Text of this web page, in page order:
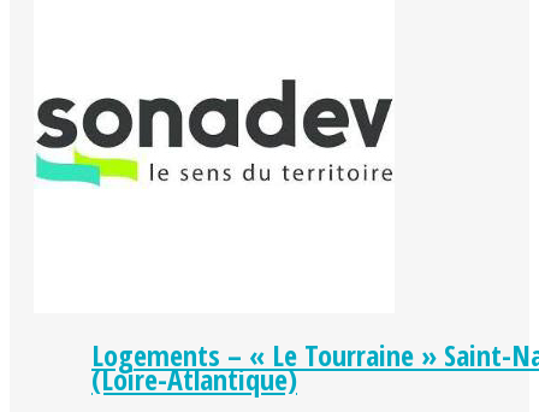
Logements – « Le Tourraine » Saint-
(Loire-Atlantique)